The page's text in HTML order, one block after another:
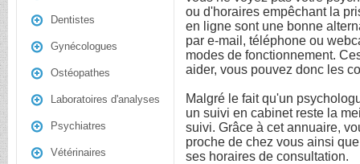
Dentistes
Gynécologues
Ostéopathes
Laboratoires d'analyses
Psychiatres
Vétérinaires
ou d'horaires empêchant la
en ligne sont une bonne
par e-mail, téléphone ou
modes de fonctionnement.
aider, vous pouvez donc les
Malgré le fait qu'un
un suivi en cabinet reste la
suivi. Grâce à cet annuaire,
proche de chez vous ainsi
ses horaires de consultation.